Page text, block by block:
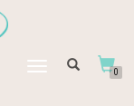
DÉPLIER
0